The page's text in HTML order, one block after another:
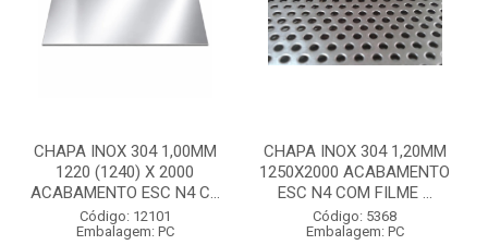
CHAPA INOX 304 1,00MM
1220 (1240) X 2000
ACABAMENTO ESC N4 C...
Código: 12101
Embalagem: PC
CHAPA INOX 304 1,20MM
1250X2000 ACABAMENTO
ESC N4 COM FILME ...
Código: 5368
Embalagem: PC